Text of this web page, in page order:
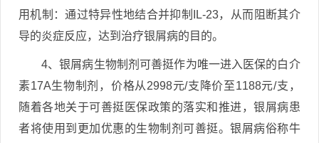
用机制：通过特异性地结合并抑制IL-23，从而阻断其介
导的炎症反应，达到治疗银屑病的目的。
4、银屑病生物制剂可善挺作为唯一进入医保的白介
素17A生物制剂，价格从2998元/支降价至1188元/支，
随着各地关于可善挺医保政策的落实和推进，银屑病患
者将使用到更加优惠的生物制剂可善挺。银屑病俗称牛